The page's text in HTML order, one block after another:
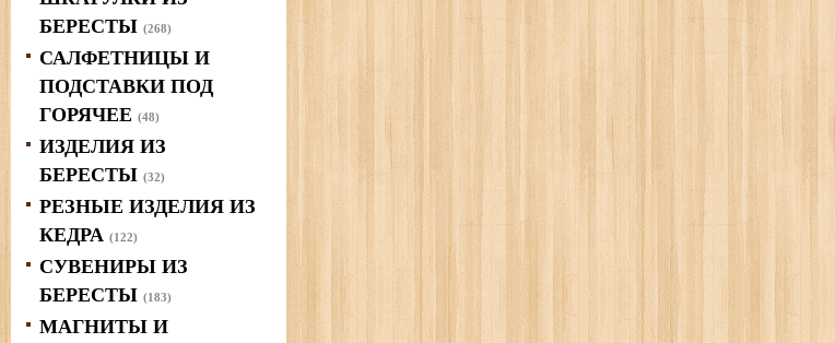
БЕРЕСТЫ (268)
САЛФЕТНИЦЫ И
ПОДСТАВКИ ПОД
ГОРЯЧЕЕ (48)
ИЗДЕЛИЯ ИЗ
БЕРЕСТЫ (32)
РЕЗНЫЕ ИЗДЕЛИЯ ИЗ
КЕДРА (122)
СУВЕНИРЫ ИЗ
БЕРЕСТЫ (183)
МАГНИТЫ И